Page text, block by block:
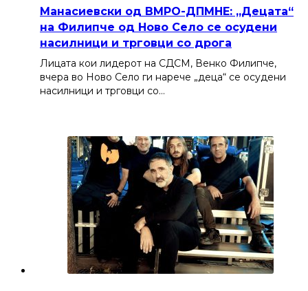
Манасиевски од ВМРО-ДПМНЕ: „Децата“
на Филипче од Ново Село се осудени
насилници и трговци со дрога
Лицата кои лидерот на СДСМ, Венко Филипче,
вчера во Ново Село ги нарече „деца“ се осудени
насилници и трговци со…